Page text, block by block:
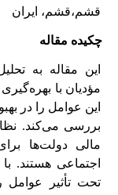
قشم،قشم، ایران
چکیده مقاله
این مقاله به
مؤدیان با
این عوامل را در
بررسی می‌کند.
مالی دولت‌ها
اجتماعی هستند.
تحت تأثیر عوامل